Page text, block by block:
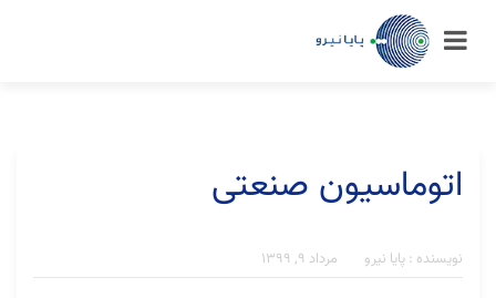
اتوماسیون صنعتی
نویسنده : پایا نیرو مرداد ۹, ۱۳۹۹